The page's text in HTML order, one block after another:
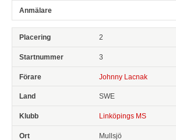
2
3
Johnny Lacnak
SWE
Linköpings MS
Mullsjö